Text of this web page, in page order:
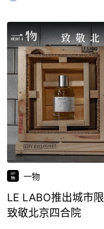
一物
LE LABO推出城市
致敬北京四合院